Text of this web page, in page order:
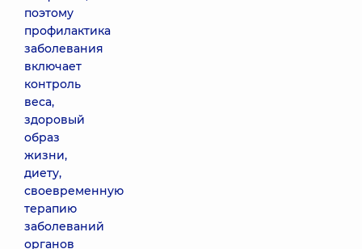
поэтому
профилактика
заболевания
включает
контроль
веса,
здоровый
образ
жизни,
диету,
своевременную
терапию
заболеваний
органов